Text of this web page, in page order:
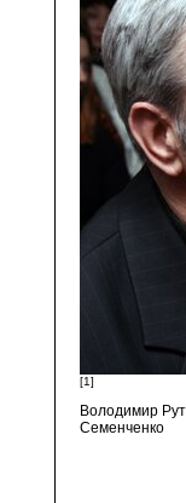
[1]
Володимир
Семенченко